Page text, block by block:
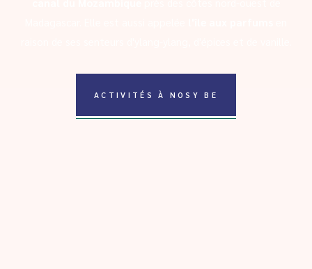
ACTIVITÉS À NOSY BE